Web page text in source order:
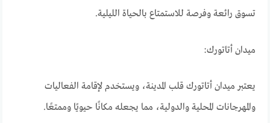
تسوق رائعة وفرصة للاستمتاع بالحياة الليلية.
ميدان أتاتورك:
يعتبر ميدان أتاتورك قلب المدينة، ويستخدم لإقامة الفعاليات
والمهرجانات المحلية والدولية، مما يجعله مكانًا حيويًا وممتعًا.